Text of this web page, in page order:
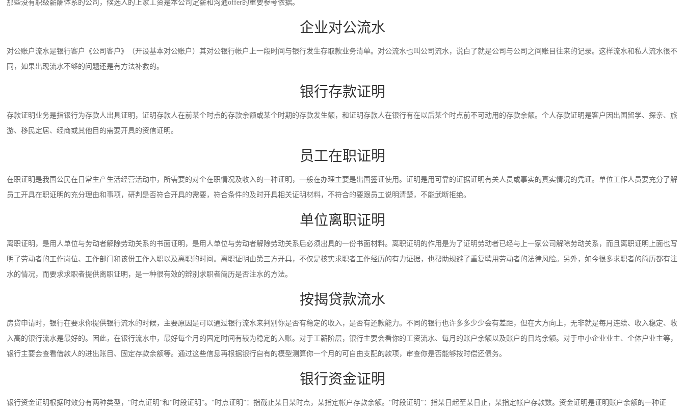
那些没有职级薪酬体系的公司，候选人的上家工资是本公司定薪和沟通offer的重要参考依据。
企业对公流水
对公账户流水是银行客户《公司客户》（开设基本对公账户）其对公银行帐户上一段时间与银行发生存取款业务清单。对公流水也叫公司流水，说白了就是公司与公司之间账目往来的记录。这样流水和私人流水很不
同，如果出现流水不够的问题还是有方法补救的。
银行存款证明
存款证明业务是指银行为存款人出具证明，证明存款人在前某个时点的存款余额或某个时期的存款发生额，和证明存款人在银行有在以后某个时点前不可动用的存款余额。个人存款证明是客户因出国留学、探亲、旅
游、移民定居、经商或其他目的需要开具的资信证明。
员工在职证明
在职证明是我国公民在日常生产生活经营活动中，所需要的对个在职情况及收入的一种证明，一般在办理主要是出国签证使用。证明是用可靠的证据证明有关人员或事实的真实情况的凭证。单位工作人员要充分了解
员工开具在职证明的充分理由和事项，研判是否符合开具的需要，符合条件的及时开具相关证明材料，不符合的要跟员工说明清楚，不能武断拒绝。
单位离职证明
离职证明，是用人单位与劳动者解除劳动关系的书面证明，是用人单位与劳动者解除劳动关系后必须出具的一份书面材料。离职证明的作用是为了证明劳动者已经与上一家公司解除劳动关系，而且离职证明上面也写
明了劳动者的工作岗位、工作部门和该份工作入职以及离职的时间。离职证明由第三方开具，不仅是核实求职者工作经历的有力证据，也帮助规避了重复聘用劳动者的法律风险。另外，如今很多求职者的简历都有注
水的情况，而要求求职者提供离职证明，是一种很有效的辨别求职者简历是否注水的方法。
按揭贷款流水
房贷申请时，银行在要求你提供银行流水的时候，主要原因是可以通过银行流水来判别你是否有稳定的收入，是否有还款能力。不同的银行也许多多少少会有差距，但在大方向上，无非就是每月连续、收入稳定、收
入高的银行流水是最好的。因此，在银行流水中，最好每个月的固定时间有较为稳定的入账。对于工薪阶层，银行主要会看你的工资流水、每月的账户余额以及账户的日均余额。对于中小企业业主、个体户业主等，
银行主要会查看借款人的进出账目、固定存款余额等。通过这些信息再根据银行自有的模型测算你一个月的可自由支配的款项，审查你是否能够按时偿还债务。
银行资金证明
银行资金证明根据时效分有两种类型，“时点证明”和“时段证明”。“时点证明”：指截止某日某时点，某指定帐户存款余额。“时段证明”：指某日起至某日止，某指定帐户存款数。资金证明是证明账户余额的一种证